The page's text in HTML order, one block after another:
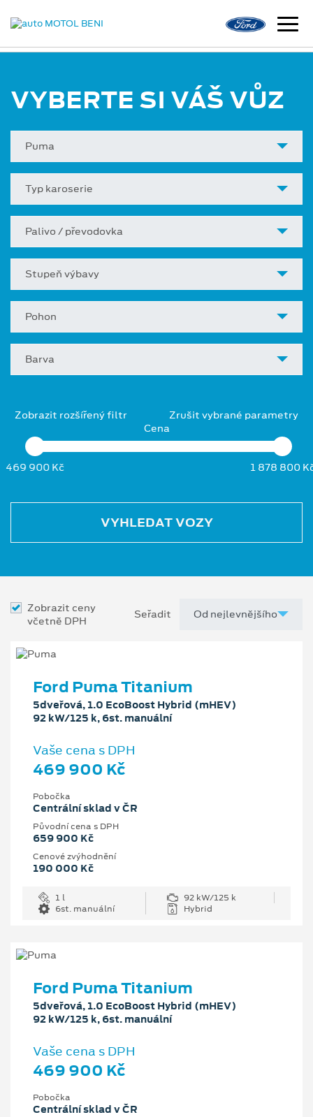
VYBERTE SI VÁŠ VŮZ
Puma
Typ karoserie
Palivo / převodovka
Stupeň výbavy
Pohon
Barva
Zobrazit rozšířený filtr
Zrušit vybrané parametry
Cena
469 900 Kč 1 878 800
VYHLEDAT VOZY
Zobrazit ceny
včetně DPH
Seřadit
Ford Puma Titanium
5dveřová, 1.0 EcoBoost Hybrid (mHEV)
92 kW/125 k, 6st. manuální
Vaše cena s DPH
469 900 Kč
Pobočka
Centrální sklad v ČR
Původní cena s DPH
659 900 Kč
Cenové zvýhodnění
190 000 Kč
1 l
92 kW/125 k
6st. manuální
Hybrid
Ford Puma Titanium
5dveřová, 1.0 EcoBoost Hybrid (mHEV)
92 kW/125 k, 6st. manuální
Vaše cena s DPH
469 900 Kč
Pobočka
Centrální sklad v ČR